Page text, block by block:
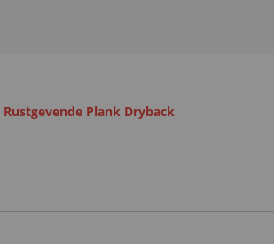
Rustgevende Plank Dryback